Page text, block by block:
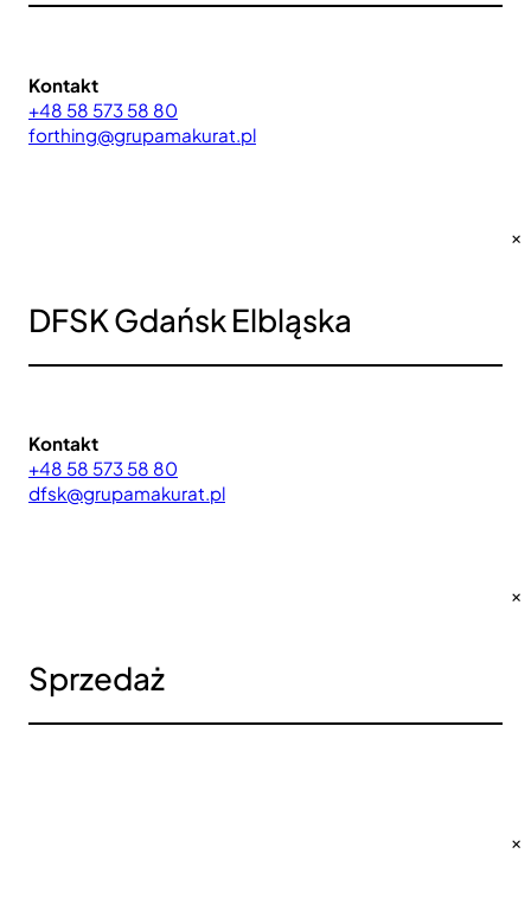
Kontakt
+48 58 573 58 80
forthing@grupamakurat.pl
×
DFSK Gdańsk Elbląska
Kontakt
+48 58 573 58 80
dfsk@grupamakurat.pl
×
Sprzedaż
×